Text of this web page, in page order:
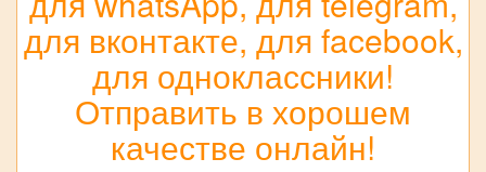
для вконтакте, для facebook,
для одноклассники!
Отправить в хорошем
качестве онлайн!